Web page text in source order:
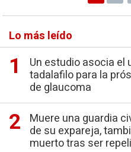
Lo más leído
Un estudio asocia el
tadalafilo para la
de glaucoma
Muere una guardia
de su expareja,
muerto tras ser